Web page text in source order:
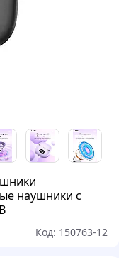
наушники с
Код: 150763-12